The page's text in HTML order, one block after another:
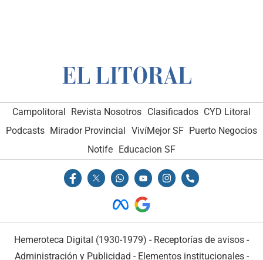
Campolitoral Revista Nosotros Clasificados CYD Litoral
Podcasts Mirador Provincial VivíMejor SF Puerto Negocios
Notife
Educacion SF
Hemeroteca Digital (1930-1979) - Receptorías de avisos -
Administración y Publicidad - Elementos institucionales-